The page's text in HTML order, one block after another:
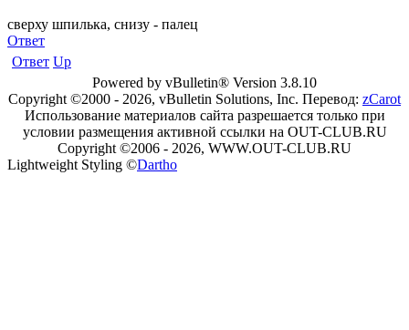
сверху шпилька, снизу - палец
Ответ
Ответ Up
Powered by vBulletin® Version 3.8.10
Copyright ©2000 - 2026, vBulletin Solutions, Inc. Перевод: zCarot
Использование материалов сайта разрешается только при
условии размещения активной ссылки на OUT-CLUB.RU
Copyright ©2006 - 2026, WWW.OUT-CLUB.RU
Lightweight Styling ©Dartho